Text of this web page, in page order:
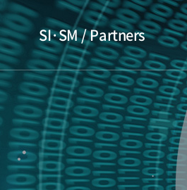
SI·SM / Partners